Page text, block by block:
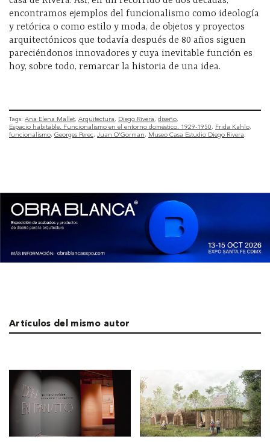
encontramos ejemplos del funcionalismo como ideología
y retórica o como estilo y moda, de objetos y proyectos
arquitectónicos que todavía después de 80 años siguen
pareciéndonos innovadores y cuya inevitable función es
hoy, sobre todo, remarcar la historia de una idea.
Tags: Ana Elena Mallet Arquitectura Diego Rivera diseño
Espacio habitable. Funcionalismo en el entorno doméstico. 1929-1950
Frida Kahlo
funcionalismo Georges Perec Juan O'Gorman Museo Casa Estudio Diego Rivera
Artículos del mismo autor